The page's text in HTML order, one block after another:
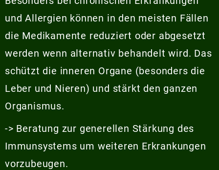
und Allergien können in den meisten Fällen
die Medikamente reduziert oder abgesetzt
werden wenn alternativ behandelt wird. Das
schützt die inneren Organe (besonders die
Leber und Nieren) und stärkt den ganzen
Organismus.
-> Beratung zur generellen Stärkung des
Immunsystems um weiteren Erkrankungen
vorzubeugen.